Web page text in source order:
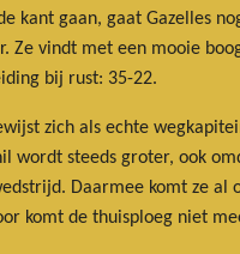
kant gaan, gaat Gazelles
Ze vindt met een mooie
bij rust: 35-22.
zich als echte
wordt steeds groter, ook
Daarmee komt ze
komt de thuisploeg niet